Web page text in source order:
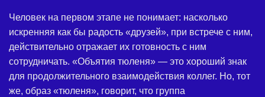
Человек на первом этапе не понимает: насколько
искренняя как бы радость «друзей», при встрече с ним,
действительно отражает их готовность с ним
сотрудничать. «Объятия тюленя» — это хороший знак
для продолжительного взаимодействия коллег. Но, тот
же, образ «тюленя», говорит, что группа